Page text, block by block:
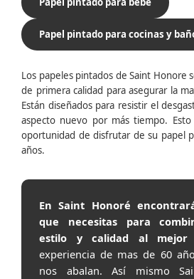
Papel pintado para cocinas y
Los papeles pintados de Saint Honore
de primera calidad para asegurar la
Están diseñados para resistir el
aspecto nuevo por más tiempo.
oportunidad de disfrutar de su papel
años.
En Saint Honoré
que necesitas para
estilo y calidad al mejor
experiencia de mas de 60
nos abalan. Así mismo